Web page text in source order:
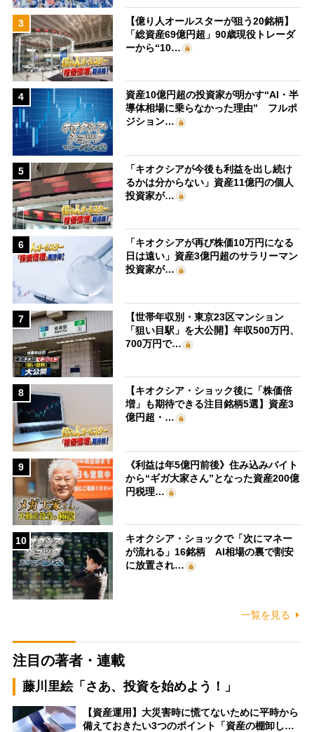
3
【億り人オールスターが狙う20銘柄】
「総資産69億円超」90歳現役トレーダ
ーから“10…
4
資産10億円超の投資家が明かす“AI・半
導体相場に乗らなかった理由” フルポ
ジション…
5
「キオクシアが今後も利益を出し続け
るかは分からない」資産11億円の個人
投資家が…
6
「キオクシアが再び株価10万円になる
日は遠い」資産3億円超のサラリーマン
投資家が…
7
【世帯年収別・東京23区マンション
「狙い目駅」を大公開】年収500万円、
700万円で…
8
【キオクシア・ショック後に「株価倍
増」も期待できる注目銘柄5選】資産3
億円超・…
9
《利益は年5億円前後》住み込みバイト
から“ギガ大家さん”となった資産200億
円税理…
10
キオクシア・ショックで「次にマネー
が流れる」16銘柄 AI相場の裏で割安
に放置され…
一覧を見る
注目の著者・連載
藤川里絵「さあ、投資を始めよう！」
【資産運用】大災害時に慌てないために平時から
備えておきたい3つのポイント「資産の棚卸し…